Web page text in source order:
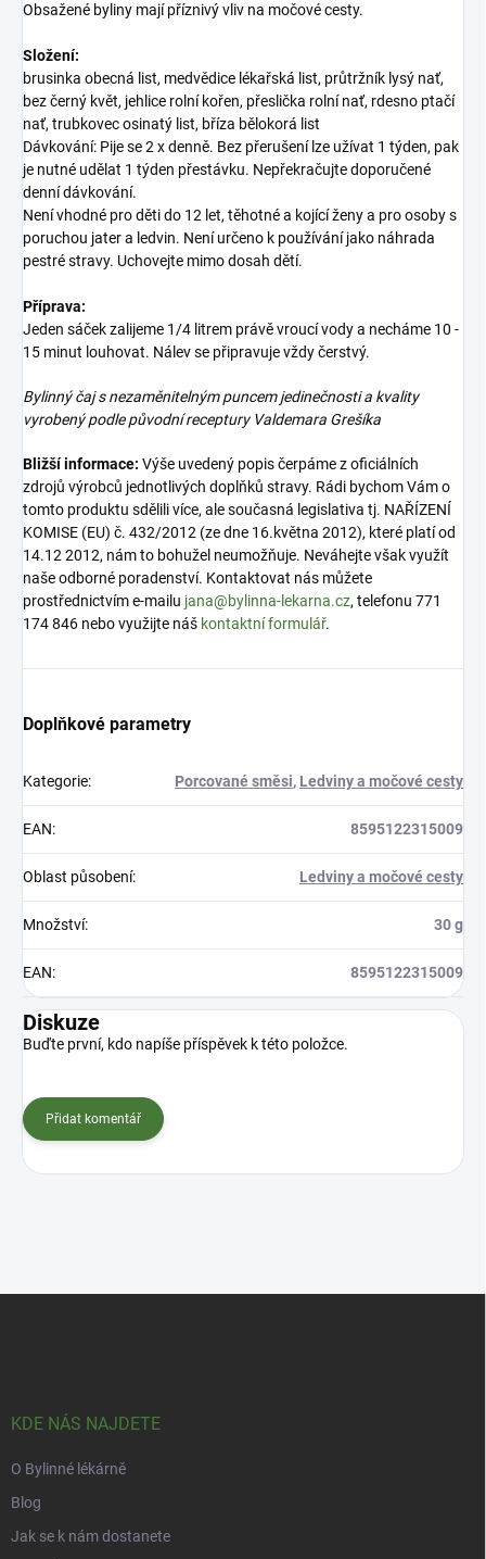
Obsažené byliny mají příznivý vliv na močové cesty.
Složení:
brusinka obecná list, medvědice lékařská list, průtržník lysý nať,
bez černý květ, jehlice rolní kořen, přeslička rolní nať, rdesno ptačí
nať, trubkovec osinatý list, bříza bělokorá list
Dávkování: Pije se 2 x denně. Bez přerušení lze užívat 1 týden, pak
je nutné udělat 1 týden přestávku. Nepřekračujte doporučené
denní dávkování.
Není vhodné pro děti do 12 let, těhotné a kojící ženy a pro osoby s
poruchou jater a ledvin. Není určeno k používání jako náhrada
pestré stravy. Uchovejte mimo dosah dětí.
Příprava:
Jeden sáček zalijeme 1/4 litrem právě vroucí vody a necháme 10 -
15 minut louhovat. Nálev se připravuje vždy čerstvý.
Bylinný čaj s nezaměnitelným puncem jedinečnosti a kvality
vyrobený podle původní receptury Valdemara Grešíka
Bližší informace: Výše uvedený popis čerpáme z oficiálních
zdrojů výrobců jednotlivých doplňků stravy. Rádi bychom Vám o
tomto produktu sdělili více, ale současná legislativa tj. NAŘÍZENÍ
KOMISE (EU) č. 432/2012 (ze dne 16.května 2012), které platí od
14.12 2012, nám to bohužel neumožňuje. Neváhejte však využít
naše odborné poradenství. Kontaktovat nás můžete
prostřednictvím e-mailu jana@bylinna-lekarna.cz, telefonu 771
174 846 nebo využijte náš kontaktní formulář.
Doplňkové parametry
Kategorie: Porcované směsi, Ledviny a močové cesty
EAN: 8595122315009
Oblast působení: Ledviny a močové cesty
Množství: 30 g
EAN: 8595122315009
Diskuze
Buďte první, kdo napíše příspěvek k této položce.
Přidat komentář
KDE NÁS NAJDETE
O Bylinné lékárně
Blog
Jak se k nám dostanete